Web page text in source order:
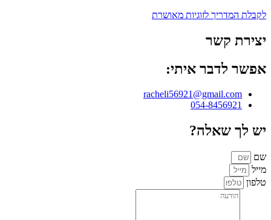
לקבלת המדריך לזוגיות מאושרת
יצירת קשר
אפשר לדבר איתי:
racheli56921@gmail.com
054-8456921
יש לך שאלה?
שם
מייל
טלפון